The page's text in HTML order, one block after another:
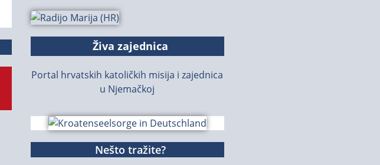
Živa zajednica
Portal hrvatskih katoličkih misija i zajednica
u Njemačkoj
Nešto tražite?